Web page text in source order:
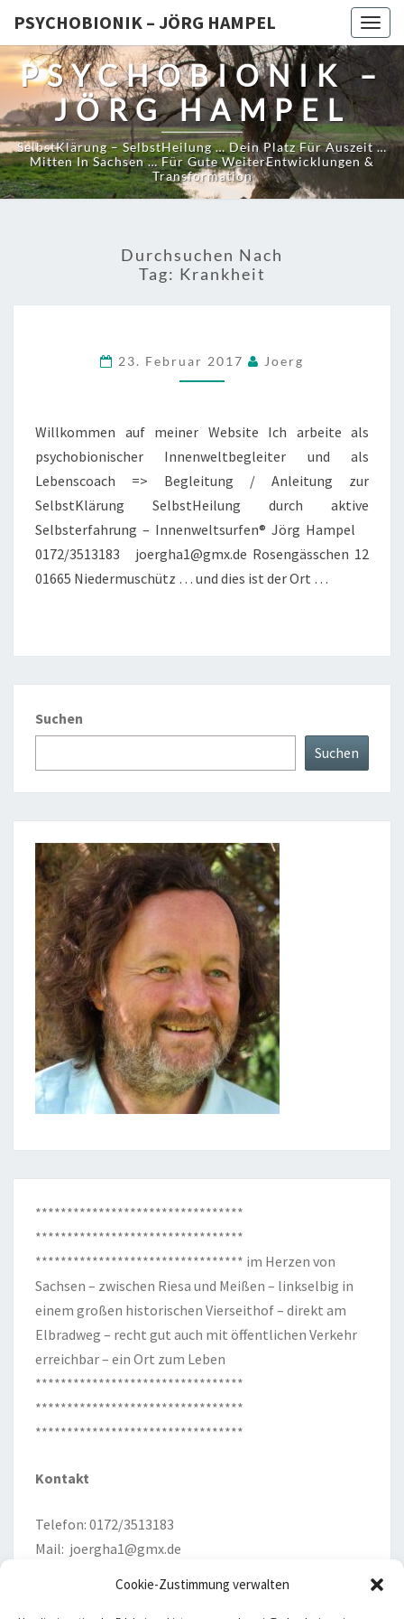
Cookie-Zustimmung verwalten
PSYCHOBIONIK – JÖRG HAMPEL
PSYCHOBIONIK –
JÖRG HAMPEL
SelbstKlärung – SelbstHeilung … Dein Platz Für Auszeit …
Mitten In Sachsen … Für Gute WeiterEntwicklungen &
Transformation
Durchsuchen Nach
Tag: Krankheit
23. Februar 2017 Joerg
Willkommen auf meiner Website Ich arbeite als
psychobionischer Innenweltbegleiter und als
Lebenscoach => Begleitung / Anleitung zur
SelbstKlärung SelbstHeilung durch aktive
Selbsterfahrung – Innenweltsurfen® Jörg Hampel
0172/3513183 joergha1@gmx.de Rosengässchen 12
01665 Niedermuschütz … und dies ist der Ort …
Suchen
Suchen
*********************************
*********************************
********************************* im Herzen von
Sachsen – zwischen Riesa und Meißen – linkselbig in
einem großen historischen Vierseithof – direkt am
Elbradweg – recht gut auch mit öffentlichen Verkehr
erreichbar – ein Ort zum Leben
*********************************
*********************************
*********************************
Kontakt
Telefon: 0172/3513183
Mail: joergha1@gmx.de